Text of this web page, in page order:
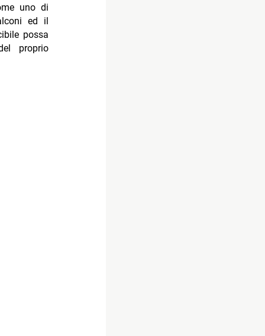
uno di
ed il
possa
proprio